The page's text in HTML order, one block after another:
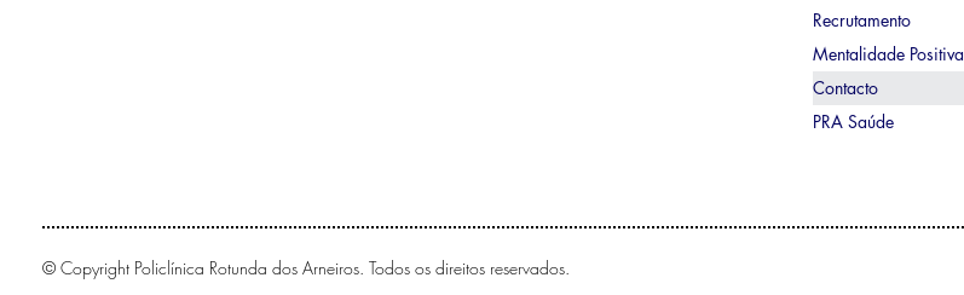
© Copyright Policlínica Rotunda dos Arneiros. Todos os direitos reservados.
Recrutamento
Mentalidade Positiva
Contacto
PRA Saúde